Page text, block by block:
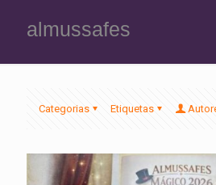
almussafes
Categorias Etiquetas